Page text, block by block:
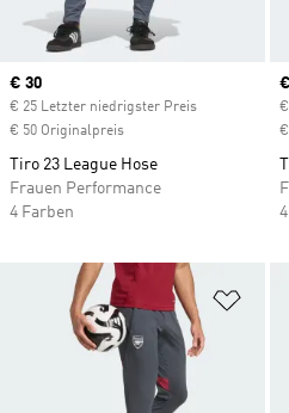
Current price
€ 30
€ 25 Letzter niedrigster Preis
€ 50 Originalpreis
Tiro 23 League Hose
Frauen Performance
4 Farben
Zur